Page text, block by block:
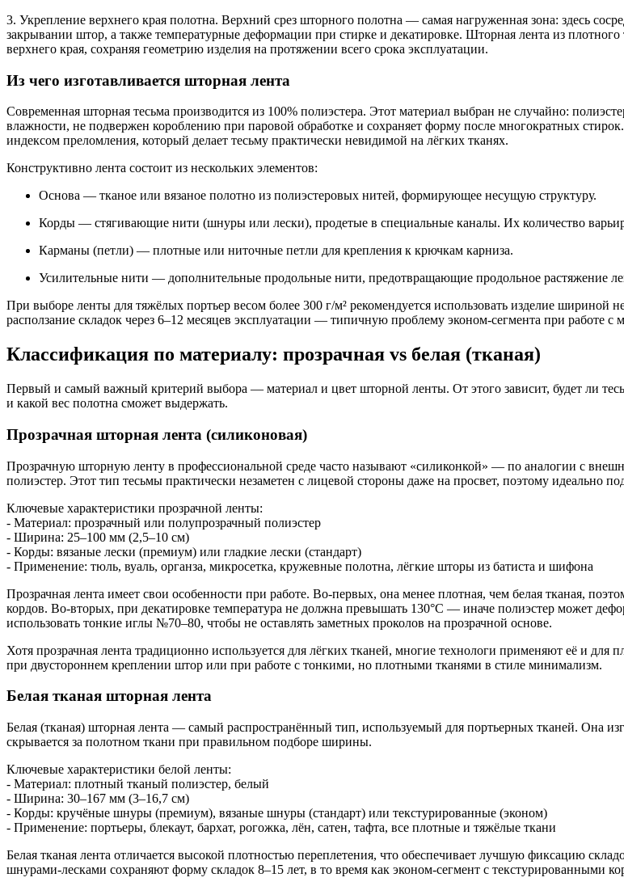
3. Укрепление верхнего края полотна. Верхний срез шторного полотна — самая нагруженная зона: здесь
закрывании штор, а также температурные деформации при стирке и декатировке. Шторная лента из
верхнего края, сохраняя геометрию изделия на протяжении всего срока эксплуатации.
Из чего изготавливается шторная лента
Современная шторная тесьма производится из 100% полиэстера. Этот материал выбран не случайно:
влажности, не подвержен короблению при паровой обработке и сохраняет форму после многократных
индексом преломления, который делает тесьму практически невидимой на лёгких тканях.
Конструктивно лента состоит из нескольких элементов:
Основа — тканое или вязаное полотно из полиэстеровых нитей, формирующее несущую структуру.
Корды — стягивающие нити (шнуры или лески), продетые в специальные каналы. Их количество
Карманы (петли) — плотные или ниточные петли для крепления к крючкам карниза.
Усилительные нити — дополнительные продольные нити, предотвращающие продольное растяжение
При выборе ленты для тяжёлых портьер весом более 300 г/м² рекомендуется использовать изделие
расползание складок через 6–12 месяцев эксплуатации — типичную проблему эконом-сегмента при работе с
Классификация по материалу: прозрачная vs белая (тканая)
Первый и самый важный критерий выбора — материал и цвет шторной ленты. От этого зависит, будет ли
и какой вес полотна сможет выдержать.
Прозрачная шторная лента (силиконовая)
Прозрачную шторную ленту в профессиональной среде часто называют «силиконкой» — по аналогии с
полиэстер. Этот тип тесьмы практически незаметен с лицевой стороны даже на просвет, поэтому идеально
Ключевые характеристики прозрачной ленты:
- Материал: прозрачный или полупрозрачный полиэстер
- Ширина: 25–100 мм (2,5–10 см)
- Корды: вязаные лески (премиум) или гладкие лески (стандарт)
- Применение: тюль, вуаль, органза, микросетка, кружевные полотна, лёгкие шторы из батиста и шифона
Прозрачная лента имеет свои особенности при работе. Во-первых, она менее плотная, чем белая тканая,
кордов. Во-вторых, при декатировке температура не должна превышать 130°C — иначе полиэстер может
использовать тонкие иглы №70–80, чтобы не оставлять заметных проколов на прозрачной основе.
Хотя прозрачная лента традиционно используется для лёгких тканей, многие технологи применяют её и
при двустороннем креплении штор или при работе с тонкими, но плотными тканями в стиле минимализм.
Белая тканая шторная лента
Белая (тканая) шторная лента — самый распространённый тип, используемый для портьерных тканей. Она
скрывается за полотном ткани при правильном подборе ширины.
Ключевые характеристики белой ленты:
- Материал: плотный тканый полиэстер, белый
- Ширина: 30–167 мм (3–16,7 см)
- Корды: кручёные шнуры (премиум), вязаные шнуры (стандарт) или текстурированные (эконом)
- Применение: портьеры, блекаут, бархат, рогожка, лён, сатен, тафта, все плотные и тяжёлые ткани
Белая тканая лента отличается высокой плотностью переплетения, что обеспечивает лучшую фиксацию
шнурами-лесками сохраняют форму складок 8–15 лет, в то время как эконом-сегмент с текстурированными